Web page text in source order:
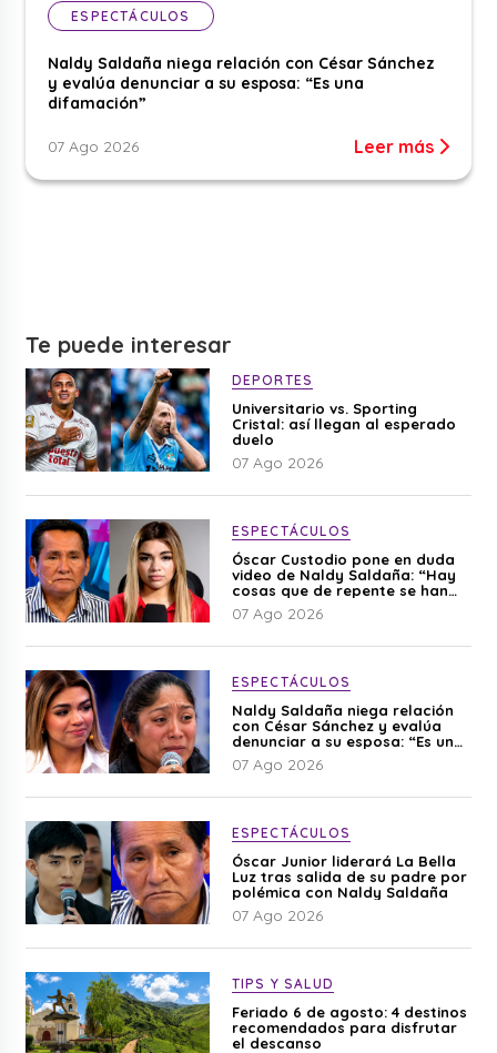
ESPECTÁCULOS
Naldy Saldaña niega relación con César Sánchez
y evalúa denunciar a su esposa: “Es una
difamación”
07 Ago 2026 Leer más
Te puede interesar
DEPORTES
Universitario vs. Sporting
Cristal: así llegan al esperado
duelo
07 Ago 2026
ESPECTÁCULOS
Óscar Custodio pone en duda
video de Naldy Saldaña: “Hay
cosas que de repente se han
editado”
07 Ago 2026
ESPECTÁCULOS
Naldy Saldaña niega relación
con César Sánchez y evalúa
denunciar a su esposa: “Es una
difamación”
07 Ago 2026
ESPECTÁCULOS
Óscar Junior liderará La Bella
Luz tras salida de su padre por
polémica con Naldy Saldaña
07 Ago 2026
TIPS Y SALUD
Feriado 6 de agosto: 4 destinos
recomendados para disfrutar
el descanso